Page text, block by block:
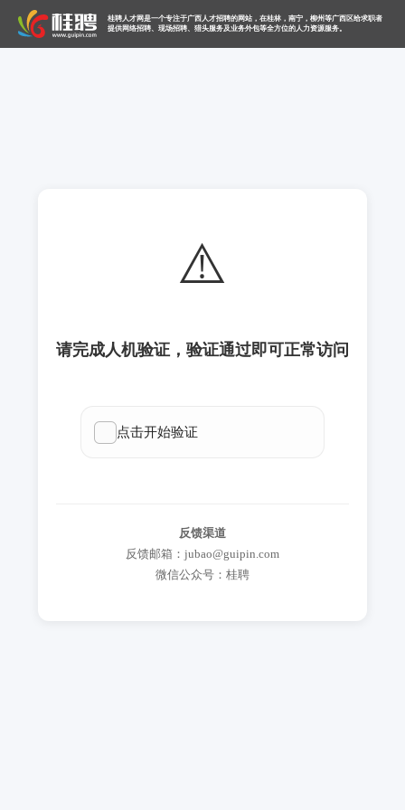
桂聘人才网是一个专注于广西人才招聘的网站，在桂林，南宁，柳州等广西区给求职者
提供网络招聘、现场招聘、猎头服务及业务外包等全方位的人力资源服务。
⚠️
请完成人机验证，验证通过即可正常访问
反馈渠道
反馈邮箱：jubao@guipin.com
微信公众号：桂聘